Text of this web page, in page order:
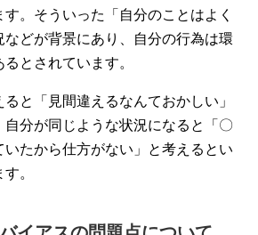
。そういった「自分のことはよく
などが背景にあり、自分の行為は環
とされています。
と「見間違えるなんておかしい」
自分が同じような状況になると「〇
いたから仕方がない」と考えるとい
。